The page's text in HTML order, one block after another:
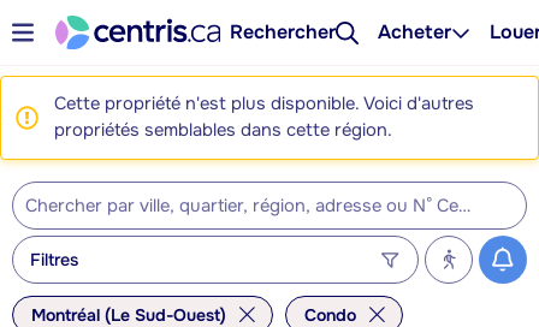
Rechercher Acheter
Cette propriété n'est plus disponible. Voici d'autres
propriétés semblables dans cette région.
Filtres
Montréal (Le Sud-Ouest) Condo